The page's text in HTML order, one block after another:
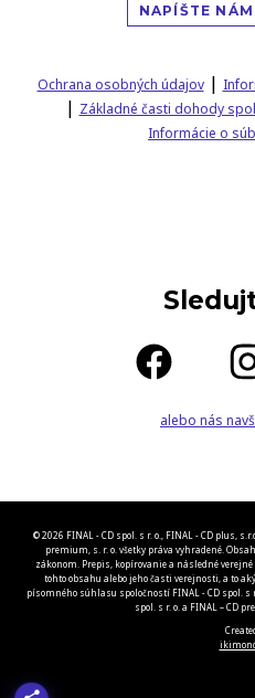
NAPÍŠTE
Ochrana osobných údajov|
| Základné časti dohody
Informácie o
alebo nás
© 2026 FINAL - CD spol. s r. o., FINAL - CD plus,
premium, s. r. o. všetky práva vyhradené.
zákonom. Prepis, kopírovanie a následné
tohto obsahu alebo jeho časti verejnosti, a to
písomného súhlasu spoločností FINAL - CD spol. s
spol. s r. o. a FINAL – CD